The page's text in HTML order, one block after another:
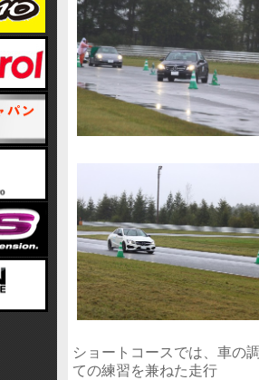
ショートコースでは、車の
ての練習を兼ねた走行